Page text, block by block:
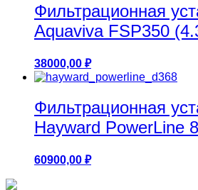
Фильтрационная
Aquaviva FSP350
38000,00 ₽
Фильтрационная
Hayward PowerLine
60900,00 ₽